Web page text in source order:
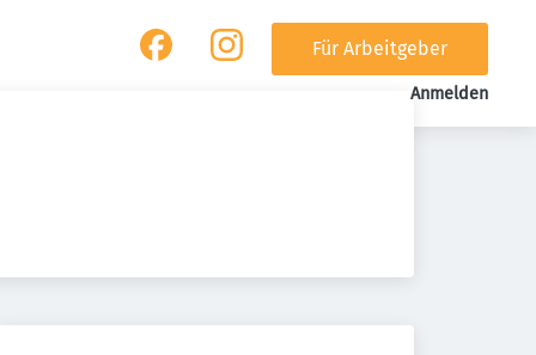
Für Arbeitgeber
Anmelden